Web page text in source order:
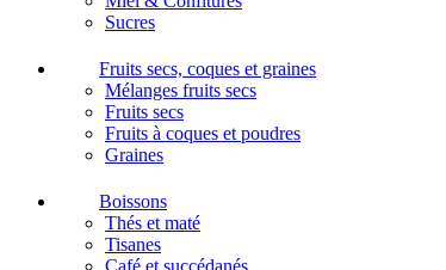
Sucres
Fruits secs, coques et graines
Mélanges fruits secs
Fruits secs
Fruits à coques et poudres
Graines
Boissons
Thés et maté
Tisanes
Café et succédanés